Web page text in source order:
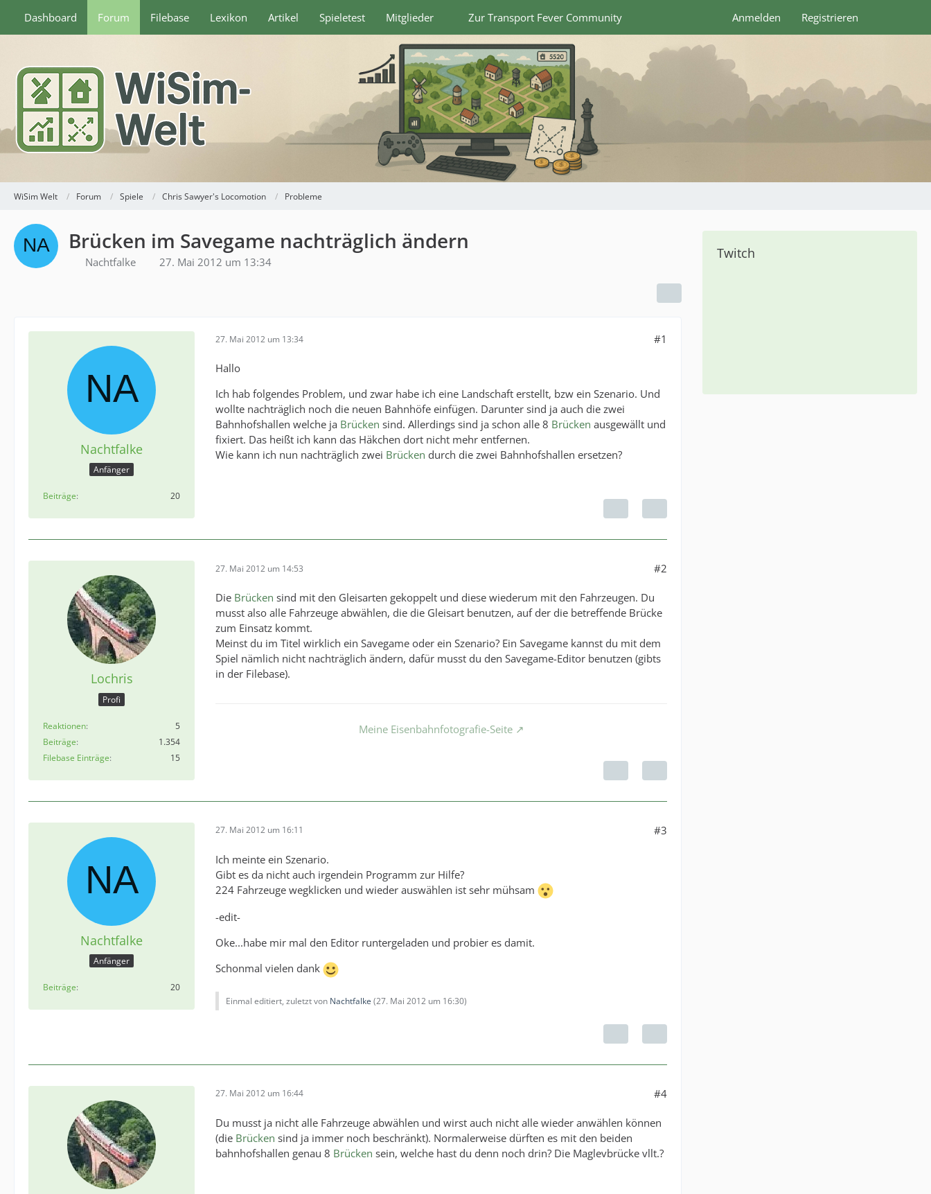
Dashboard Forum Filebase Lexikon Artikel Spieletest Mitglieder Zur Transport Fever Community Anmelden Registrieren
WiSim Welt Forum Spiele Chris Sawyer's Locomotion Probleme
Brücken im Savegame nachträglich ändern
Nachtfalke 27. Mai 2012 um 13:34
Nachtfalke
Anfänger
Beiträge 20
27. Mai 2012 um 13:34 #1
Hallo
Ich hab folgendes Problem, und zwar habe ich eine Landschaft erstellt, bzw ein Szenario. Und
wollte nachträglich noch die neuen Bahnhöfe einfügen. Darunter sind ja auch die zwei
Bahnhofshallen welche ja Brücken sind. Allerdings sind ja schon alle 8 Brücken ausgewällt und
fixiert. Das heißt ich kann das Häkchen dort nicht mehr entfernen.
Wie kann ich nun nachträglich zwei Brücken durch die zwei Bahnhofshallen ersetzen?
Lochris
Profi
Reaktionen
5
Beiträge
1.354
Filebase Einträge
15
27. Mai 2012 um 14:53 #2
Die Brücken sind mit den Gleisarten gekoppelt und diese wiederum mit den Fahrzeugen. Du
musst also alle Fahrzeuge abwählen, die die Gleisart benutzen, auf der die betreffende Brücke
zum Einsatz kommt.
Meinst du im Titel wirklich ein Savegame oder ein Szenario? Ein Savegame kannst du mit dem
Spiel nämlich nicht nachträglich ändern, dafür musst du den Savegame-Editor benutzen (gibts
in der Filebase).
Meine Eisenbahnfotografie-Seite
Nachtfalke
Anfänger
Beiträge 20
27. Mai 2012 um 16:11 #3
Ich meinte ein Szenario.
Gibt es da nicht auch irgendein Programm zur Hilfe?
224 Fahrzeuge wegklicken und wieder auswählen ist sehr mühsam
-edit-
Oke...habe mir mal den Editor runtergeladen und probier es damit.
Schonmal vielen dank
Einmal editiert, zuletzt von Nachtfalke (27. Mai 2012 um 16:30)
27. Mai 2012 um 16:44 #4
Du musst ja nicht alle Fahrzeuge abwählen und wirst auch nicht alle wieder anwählen können
(die Brücken sind ja immer noch beschränkt). Normalerweise dürften es mit den beiden
bahnhofshallen genau 8 Brücken sein, welche hast du denn noch drin? Die Maglevbrücke vllt.?
Twitch